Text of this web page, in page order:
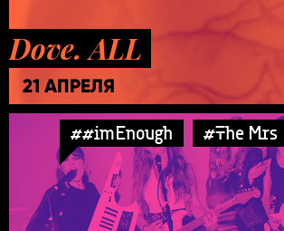
Dove. ALL
21 АПРЕЛЯ
##imEnough #The Mrs